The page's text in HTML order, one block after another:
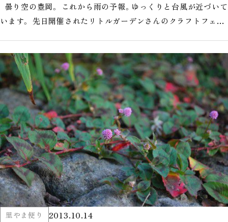
曇り空の豊岡。 これから雨の予報。ゆっくりと台風が近づいて
います。 先日開催されたリトルガーデンさんのクラフトフェア
里やま便り 2013.10.14